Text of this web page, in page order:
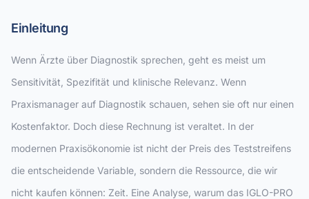
Einleitung
Wenn Ärzte über Diagnostik sprechen, geht es meist um
Sensitivität, Spezifität und klinische Relevanz. Wenn
Praxismanager auf Diagnostik schauen, sehen sie oft nur einen
Kostenfaktor. Doch diese Rechnung ist veraltet. In der
modernen Praxisökonomie ist nicht der Preis des Teststreifens
die entscheidende Variable, sondern die Ressource, die wir
nicht kaufen können: Zeit. Eine Analyse, warum das IGLO-PRO